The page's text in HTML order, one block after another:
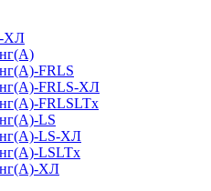
ХЛ
FRLS
FRLS-ХЛ
FRLSLTx
LS
LS-ХЛ
LSLTx
ХЛ